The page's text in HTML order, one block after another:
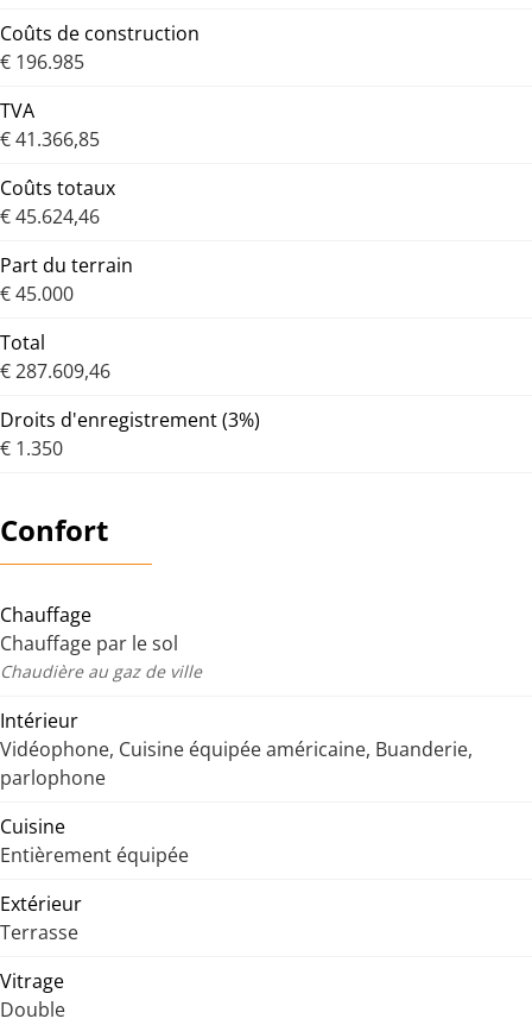
Coûts de construction
€ 196.985
TVA
€ 41.366,85
Coûts totaux
€ 45.624,46
Part du terrain
€ 45.000
Total
€ 287.609,46
Droits d'enregistrement (3%)
€ 1.350
Confort
Chauffage
Chauffage par le sol
Chaudière au gaz de ville
Intérieur
Vidéophone, Cuisine équipée américaine, Buanderie,
parlophone
Cuisine
Entièrement équipée
Extérieur
Terrasse
Vitrage
Double